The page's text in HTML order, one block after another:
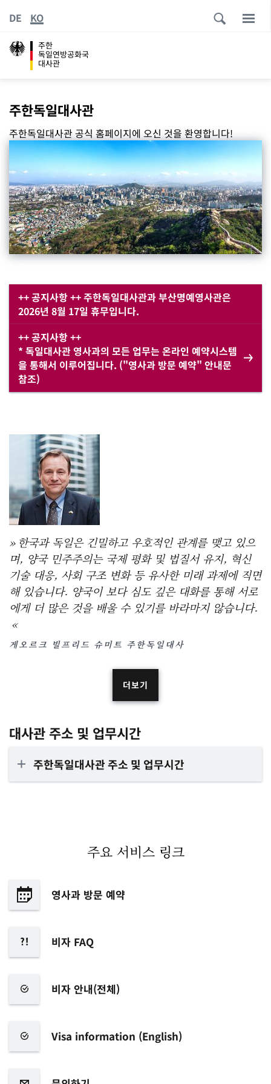
주한
독일연방공화국
대사관
DE KO
주한독일대사관
주한독일대사관 공식 홈페이지에 오신 것을 환영합니다!
++ 공지사항 ++ 주한독일대사관과 부산명예영사관은
2026년 8월 17일 휴무입니다.
++ 공지사항 ++
* 독일대사관 영사과의 모든 업무는 온라인 예약시스템
을 통해서 이루어집니다. ("영사과 방문 예약" 안내문
참조)
한국과 독일은 긴밀하고 우호적인 관계를 맺고 있으
며, 양국 민주주의는 국제 평화 및 법질서 유지, 혁신
기술 대응, 사회 구조 변화 등 유사한 미래 과제에 직면
해 있습니다. 양국이 보다 심도 깊은 대화를 통해 서로
에게 더 많은 것을 배울 수 있기를 바라마지 않습니다.
게오르크 빌프리드 슈미트 주한독일대사
더보기
대사관 주소 및 업무시간
주한독일대사관 주소 및 업무시간
주요 서비스 링크
영사과 방문 예약
비자 FAQ
비자 안내(전체)
Visa information (English)